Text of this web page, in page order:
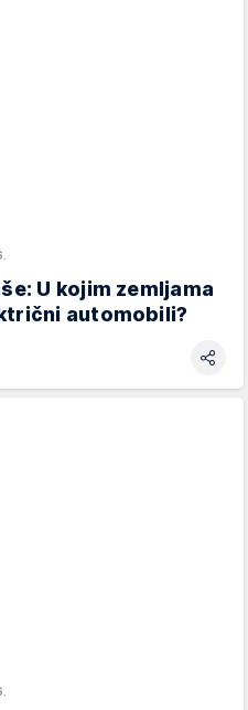
U kojim zemljama
automobili?